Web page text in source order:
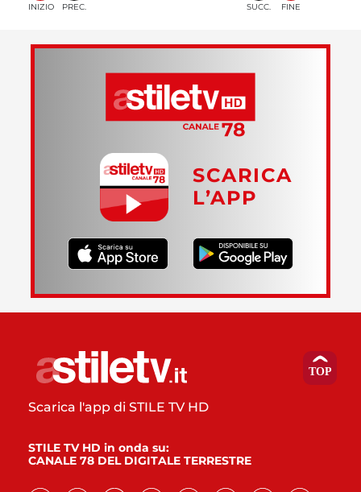
INIZIO PREC. SUCC. FINE
SCARICA
L’APP
Scarica l'app di STILE TV HD
STILE TV HD in onda su:
CANALE 78 DEL DIGITALE TERRESTRE